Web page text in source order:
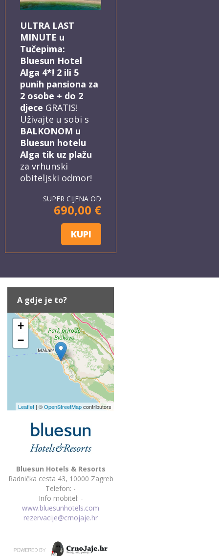
ULTRA LAST
MINUTE u
Tučepima:
Bluesun Hotel
Alga 4*! 2 ili 5
punih pansiona za
2 osobe + do 2
djece GRATIS!
Uživajte u sobi s
BALKONOM u
Bluesun hotelu
Alga tik uz plažu
za vrhunski
obiteljski odmor!
SUPER CIJENA OD
690,00 €
KUPI
A gdje je to?
+
−
Leaflet | ©OpenStreetMapcontributors
Bluesun Hotels & Resorts
Radnička cesta 43, 10000 Zagreb
Telefon: -
Info mobitel: -
www.bluesunhotels.com
rezervacije@crnojaje.hr